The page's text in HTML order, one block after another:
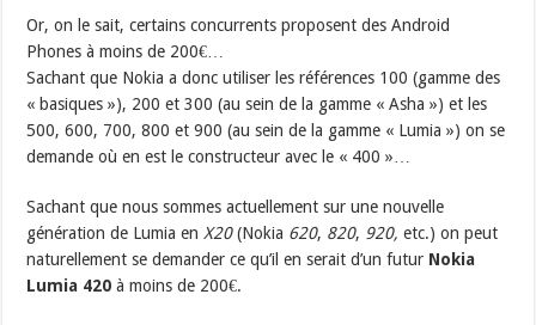
Or, on le sait, certains concurrents proposent des Android
Phones à moins de 200€…
Sachant que Nokia a donc utiliser les références 100 (gamme des
« basiques »), 200 et 300 (au sein de la gamme « Asha ») et les
500, 600, 700, 800 et 900 (au sein de la gamme « Lumia ») on se
demande où en est le constructeur avec le « 400 »…
Sachant que nous sommes actuellement sur une nouvelle
génération de Lumia en X20(Nokia 620, 820, 920, etc.) on peut
naturellement se demander ce qu’il en serait d’un futur Nokia
Lumia 420 à moins de 200€.